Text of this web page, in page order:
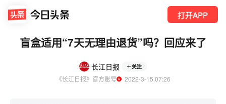
打开APP
盲盒适用“7天无理由退货”吗？回应来了
长江日报 关注
《长江日报》官方账号
  2022-3-15 07:26